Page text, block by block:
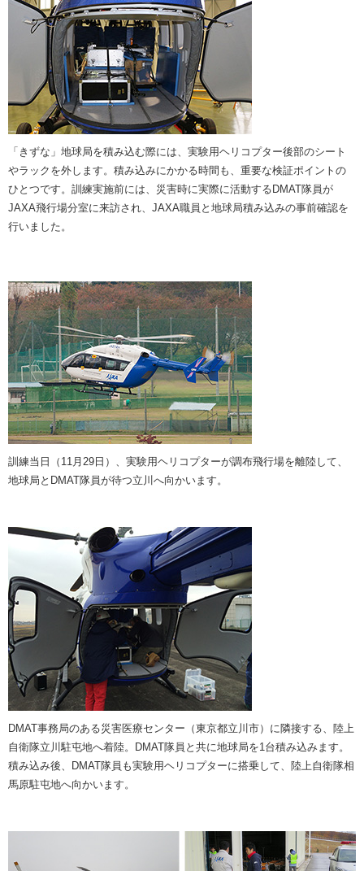
「きずな」地球局を積み込む際には、実験用ヘリコプター後部のシート
やラックを外します。積み込みにかかる時間も、重要な検証ポイントの
ひとつです。訓練実施前には、災害時に実際に活動するDMAT隊員が
JAXA飛行場分室に来訪され、JAXA職員と地球局積み込みの事前確認を
行いました。
訓練当日（11月29日）、実験用ヘリコプターが調布飛行場を離陸して、
地球局とDMAT隊員が待つ立川へ向かいます。
DMAT事務局のある災害医療センター（東京都立川市）に隣接する、陸上
自衛隊立川駐屯地へ着陸。DMAT隊員と共に地球局を1台積み込みます。
積み込み後、DMAT隊員も実験用ヘリコプターに搭乗して、陸上自衛隊相
馬原駐屯地へ向かいます。